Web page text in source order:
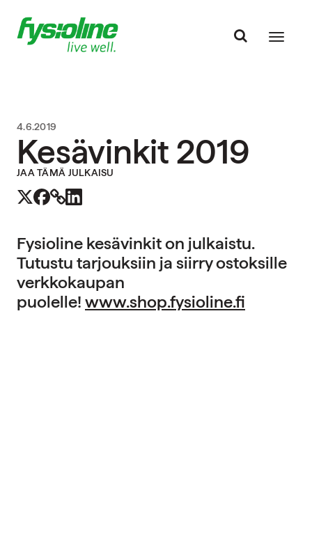
4.6.2019
Kesävinkit 2019
JAA TÄMÄ JULKAISU
Fysioline kesävinkit on julkaistu.
Tutustu tarjouksiin ja siirry ostoksille
verkkokaupan
puolelle! www.shop.fysioline.fi